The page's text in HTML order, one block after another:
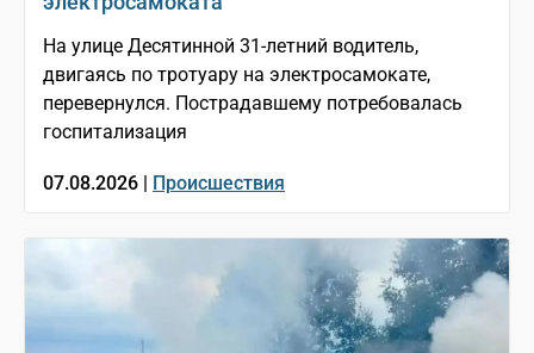
На улице Десятинной 31-летний водитель,
двигаясь по тротуару на электросамокате,
перевернулся. Пострадавшему потребовалась
госпитализация
07.08.2026 | Происшествия